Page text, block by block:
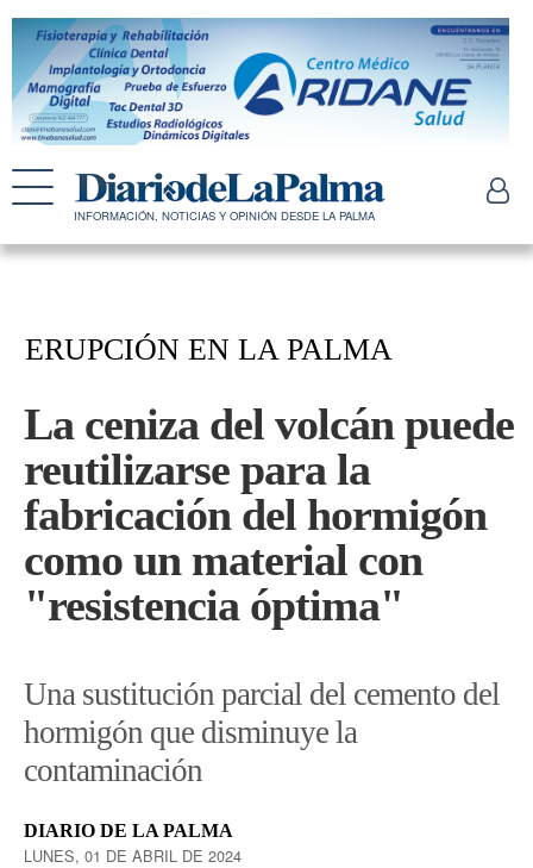
INFORMACIÓN, NOTICIAS Y OPINIÓN DESDE LA PALMA
ERUPCIÓN EN LA PALMA
La ceniza del volcán puede
reutilizarse para la
fabricación del hormigón
como un material con
"resistencia óptima"
Una sustitución parcial del cemento del
hormigón que disminuye la
contaminación
DIARIO DE LA PALMA
LUNES, 01 DE ABRIL DE 2024